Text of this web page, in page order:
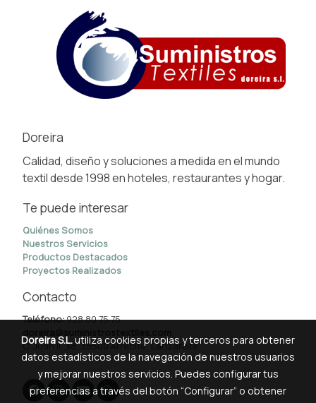
Doreira
Calidad, diseño y soluciones a medida en el mundo
textil desde 1998 en hoteles, restaurantes y hogar.
Te puede interesar
Quiénes Somos
Nuestros Servicios
Productos Destacados
Proyectos Realizados
Contacto
Teléfono:928 80 75 75
C. Juan II, 38, 35500 Arrecife, Lanzarote.
Doreira S.L.utiliza cookies propias y terceros para obtener
datos estadísticos de la navegación de nuestros usuarios
y mejorar nuestros servicios. Puedes configurar tus
preferencias a través del botón “Configurar” o obtener